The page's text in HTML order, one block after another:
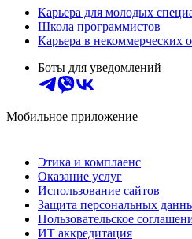
Карьера для молодых
Школа программистов
Карьера в некоммерческих
Боты для уведомлений
Мобильное приложение
Этика и комплаенс
Оказание услуг
Использование сайтов
Защита персональных
Пользовательское
ИТ аккредитация